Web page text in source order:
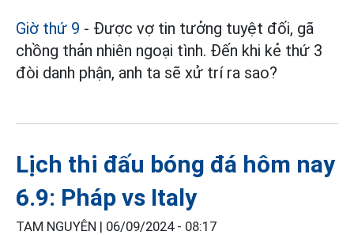
Giờ thứ 9 - Được vợ tin tưởng tuyệt đối, gã
chồng thản nhiên ngoại tình. Đến khi kẻ thứ 3
đòi danh phận, anh ta sẽ xử trí ra sao?
Lịch thi đấu bóng đá hôm nay
6.9: Pháp vs Italy
TAM NGUYÊN | 06/09/2024 - 08:17